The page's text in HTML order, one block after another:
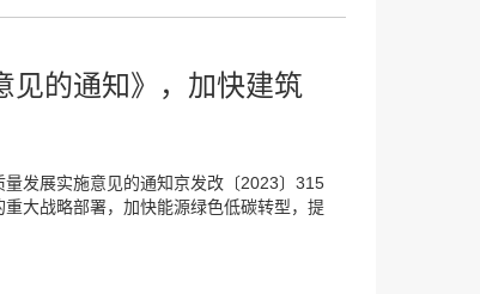
见的通知》，加快建筑
发展实施意见的通知京发改〔2023〕315
大战略部署，加快能源绿色低碳转型，提